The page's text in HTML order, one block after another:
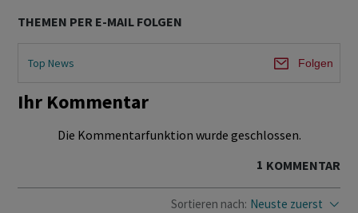
THEMEN PER E-MAIL FOLGEN
Top News Folgen
Ihr Kommentar
Die Kommentarfunktion wurde geschlossen.
1 KOMMENTAR
Sortieren nach: Neuste zuerst